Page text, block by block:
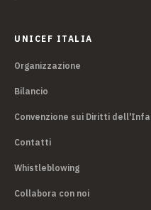
UNICEF ITALIA
Organizzazione
Bilancio
Convenzione sui Diritti
Contatti
Whistleblowing
Collabora con noi